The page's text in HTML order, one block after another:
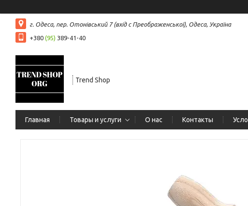
г. Одеса, пер. Отонівський 7 (вхід с Преображенської), Одеса, Україна
+380 (95) 389-41-40
Trend Shop
Главная Товары и услуги О нас Контакты